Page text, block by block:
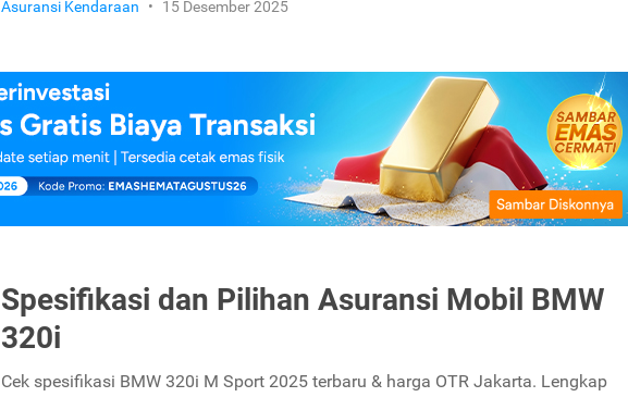
Asuransi Kendaraan • 15 Desember 2025
Spesifikasi dan Pilihan Asuransi Mobil BMW
320i
Cek spesifikasi BMW 320i M Sport 2025 terbaru & harga OTR Jakarta. Lengkap